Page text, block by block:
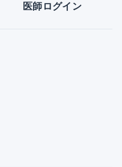
医師ログイン